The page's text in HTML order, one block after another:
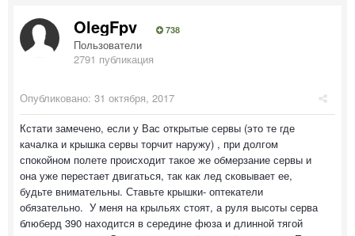
OlegFpv 738
Пользователи
2791 публикация
Опубликовано: 31 октября, 2017
Кстати замечено, если у Вас открытые сервы (это те где
качалка и крышка сервы торчит наружу) , при долгом
спокойном полете происходит такое же обмерзание сервы и
она уже перестает двигаться, так как лед сковывает ее,
будьте внимательны. Ставьте крышки- оптекатели
обязательно. У меня на крыльях стоят, а руля высоты серва
блюберд 390 находится в середине фюза и длинной тягой